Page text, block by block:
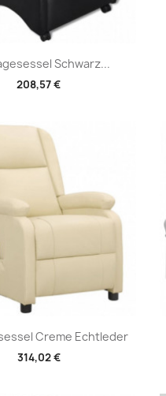
Schwarz...
208,57 €
Vorschau
Creme Echtleder
314,02 €
Vorschau